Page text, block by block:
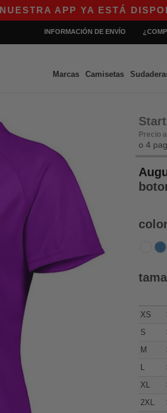
YA ESTÁ DISPONIBLE!
INFORMACIÓN DE ENVÍO
Marcas Camisetas
Precio
o 4
XS
S
M
L
XL
2XL